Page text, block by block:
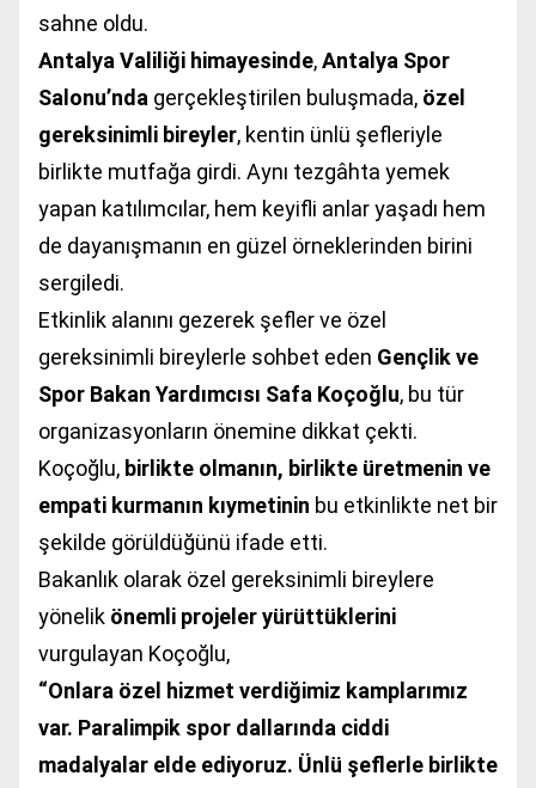
sahne oldu.
Antalya Valiliği himayesinde,Antalya Spor
Salonu’nda gerçekleştirilen buluşmada, özel
gereksinimli bireyler, kentin ünlü şefleriyle
birlikte mutfağa girdi. Aynı tezgâhta yemek
yapan katılımcılar, hem keyifli anlar yaşadı hem
de dayanışmanın en güzel örneklerinden birini
sergiledi.
Etkinlik alanını gezerek şefler ve özel
gereksinimli bireylerle sohbet eden Gençlik ve
Spor Bakan Yardımcısı Safa Koçoğlu, bu tür
organizasyonların önemine dikkat çekti.
Koçoğlu, birlikte olmanın, birlikte üretmenin ve
empati kurmanın kıymetinin bu etkinlikte net bir
şekilde görüldüğünü ifade etti.
Bakanlık olarak özel gereksinimli bireylere
yönelik önemli projeler yürüttüklerini
vurgulayan Koçoğlu,
“Onlara özel hizmet verdiğimiz kamplarımız
var. Paralimpik spor dallarında ciddi
madalyalar elde ediyoruz. Ünlü şeflerle birlikte